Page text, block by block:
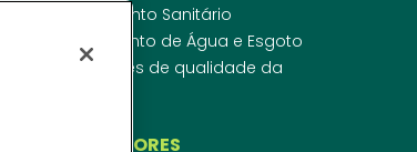
Esgotamento Sanitário
Regulamento de Água e Esgoto
Indicadores de qualidade da
INVESTIDORES